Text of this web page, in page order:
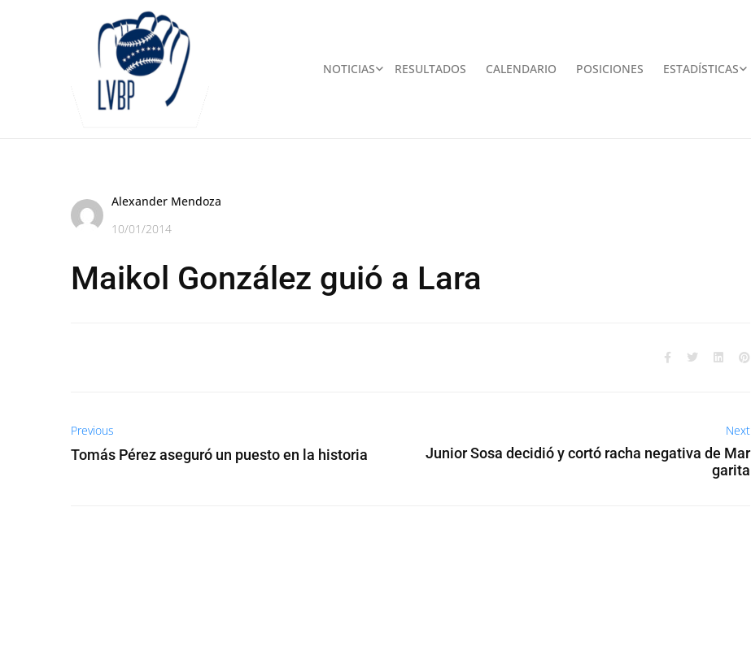
NOTICIAS RESULTADOS CALENDARIO POSICIONES ESTADÍSTICAS
Alexander Mendoza
10/01/2014
Maikol González guió a Lara
Previous
Tomás Pérez aseguró un puesto en la historia
Next
Junior Sosa decidió y cortó racha negativa de Mar
garita